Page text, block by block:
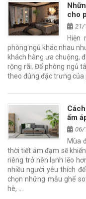
cho
21/
Hiện
phòng ngủ khác nhau
khách hàng ưa chuộng,
rộng rãi. Để phòng ngủ
theo đúng đặc trưng của
ấm
06/
Mùa
thời tiết ảm đạm sẽ
riêng trở nên lạnh lẽo
nhiều người yêu thích
chọn những mẫu ghế
hè, …